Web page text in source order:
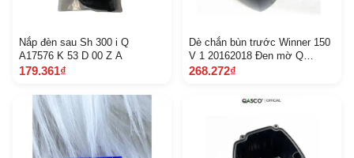
Nắp đèn sau Sh 300 i Q
A17576 K 53 D 00 Z A
179.361₫
Dè chắn bùn trước Winner 150
V 1 20162018 Đen mờ Q
A61100 K 56 V 00 Z D Z Z 12 1
268.272₫